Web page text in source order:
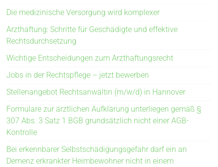
Die medizinische Versorgung wird komplexer
Arzthaftung: Schritte für Geschädigte und effektive
Rechtsdurchsetzung
Wichtige Entscheidungen zum Arzthaftungsrecht
Jobs in der Rechtspflege – jetzt bewerben
Stellenangebot Rechtsanwältin (m/w/d) in Hannover
Formulare zur ärztlichen Aufklärung unterliegen gemäß §
307 Abs. 3 Satz 1 BGB grundsätzlich nicht einer AGB-
Kontrolle
Bei erkennbarer Selbstschädigungsgefahr darf ein an
Demenz erkrankter Heimbewohner nicht in einem